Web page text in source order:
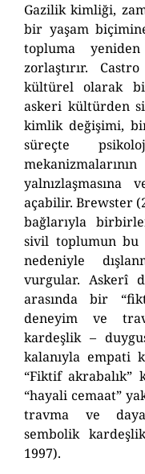
Gazilik kimliği,
bir yaşam
topluma
zorlaştırır.
kültürel olarak
askeri kültürden
kimlik değişimi,
süreçte
yalnızlaşmasına
açabilir. Brewster
bağlarıyla
sivil toplumun bu
nedeniyle
vurgular. Askerî
arasında bir
deneyim ve
kardeşlik –
kalanıyla empati
“Fiktif akrabalık”
“hayali cemaat”
travma ve
sembolik
1997).